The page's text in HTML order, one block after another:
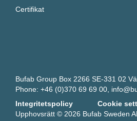
Certifikat
Bufab Group Box 2266 SE-331 02
Phone: +46 (0)370 69 69 00,
Integritetspolicy
Cookie
Upphovsrätt © 2026 Bufab Sweden